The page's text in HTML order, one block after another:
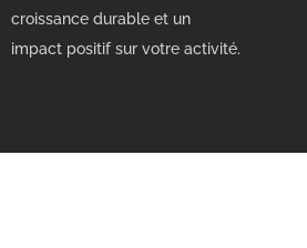
croissance durable et un
impact positif sur votre activité.